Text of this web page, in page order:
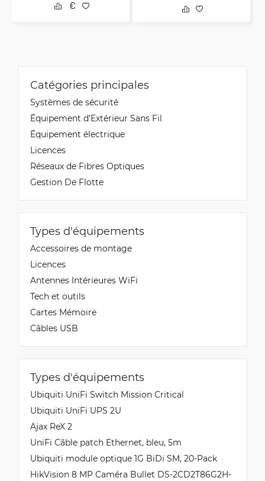
Catégories principales
Systèmes de sécurité
Équipement d’Extérieur Sans Fil
Équipement électrique
Licences
Réseaux de Fibres Optiques
Gestion De Flotte
Types d'équipements
Accessoires de montage
Licences
Antennes Intérieures WiFi
Tech et outils
Cartes Mémoire
Câbles USB
Types d'équipements
Ubiquiti UniFi Switch Mission Critical
Ubiquiti UniFi UPS 2U
Ajax ReX 2
UniFi Câble patch Ethernet, bleu, 5m
Ubiquiti module optique 1G BiDi SM, 20-Pack
HikVision 8 MP Caméra Bullet DS-2CD2T86G2H-